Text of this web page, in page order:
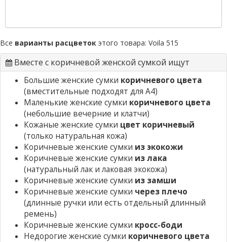
Все варианты расцветок этого товара: Voila 515
Вместе с коричневой женской сумкой ищут
Большие женские сумки коричневого цвета
(вместительные подходят для А4)
Маленькие женские сумки коричневого цвета
(небольшие вечерние и клатчи)
Кожаные женские сумки цвет коричневый
(только натуральная кожа)
Коричневые женские сумки из экокожи
Коричневые женские сумки из лака
(натуральный лак и лаковая экокожа)
Коричневые женские сумки из замши
Коричневые женские сумки через плечо
(длинные ручки или есть отдельный длинный
ремень)
Коричневые женские сумки кросс-боди
Недорогие женские сумки коричневого цвета